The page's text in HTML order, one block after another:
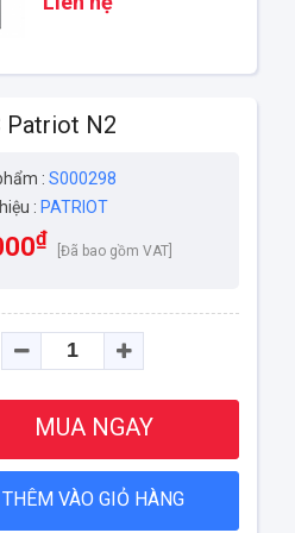
Patriot N2
: S000298
: PATRIOT
₫
[Đã bao gồm VAT]
MUA NGAY
THÊM VÀO GIỎ HÀNG